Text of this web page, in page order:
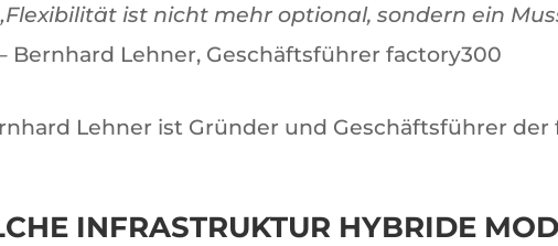
ist nicht mehr optional, sondern ein
Bernhard Lehner, Geschäftsführer factory300
Lehner ist Gründer und Geschäftsführer der
INFRASTRUKTUR HYBRIDE